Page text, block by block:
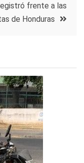
frente a las
de Honduras